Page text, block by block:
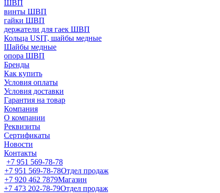
ШВП
винты ШВП
гайки ШВП
держатели для гаек ШВП
Кольца USIT, шайбы медные
Шайбы медные
опора ШВП
Бренды
Как купить
Условия оплаты
Условия доставки
Гарантия на товар
Компания
О компании
Реквизиты
Сертификаты
Новости
Контакты
+7 951 569-78-78
+7 951 569-78-78Отдел продаж
+7 920 462 7879Магазин
+7 473 202-78-79Отдел продаж